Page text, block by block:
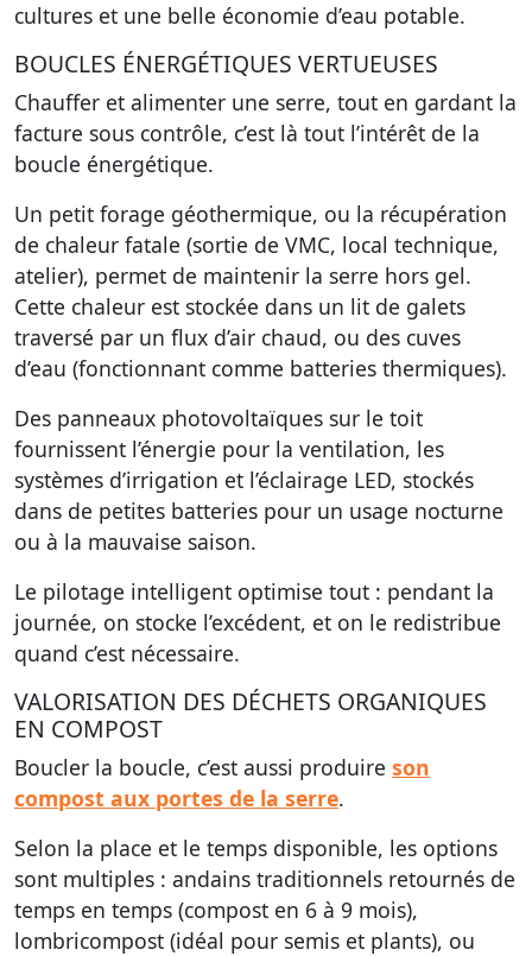
cultures et une belle économie d’eau potable.
BOUCLES ÉNERGÉTIQUES VERTUEUSES
Chauffer et alimenter une serre, tout en gardant la
facture sous contrôle, c’est là tout l’intérêt de la
boucle énergétique.
Un petit forage géothermique, ou la récupération
de chaleur fatale (sortie de VMC, local technique,
atelier), permet de maintenir la serre hors gel.
Cette chaleur est stockée dans un lit de galets
traversé par un flux d’air chaud, ou des cuves
d’eau (fonctionnant comme batteries thermiques).
Des panneaux photovoltaïques sur le toit
fournissent l’énergie pour la ventilation, les
systèmes d’irrigation et l’éclairage LED, stockés
dans de petites batteries pour un usage nocturne
ou à la mauvaise saison.
Le pilotage intelligent optimise tout : pendant la
journée, on stocke l’excédent, et on le redistribue
quand c’est nécessaire.
VALORISATION DES DÉCHETS ORGANIQUES
EN COMPOST
Boucler la boucle, c’est aussi produire son
compost aux portes de la serre.
Selon la place et le temps disponible, les options
sont multiples : andains traditionnels retournés de
temps en temps (compost en 6 à 9 mois),
lombricompost (idéal pour semis et plants), ou